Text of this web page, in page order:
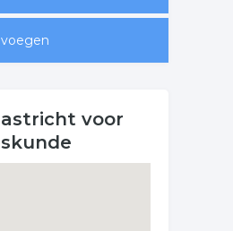
voor